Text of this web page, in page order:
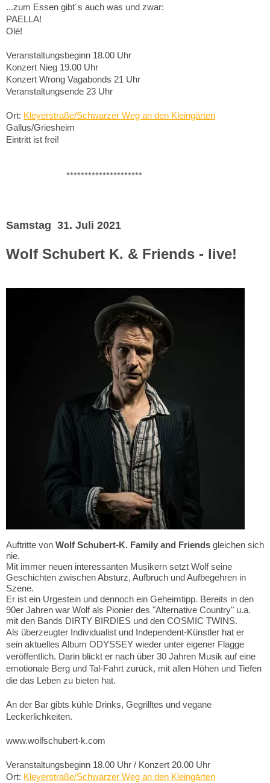
...zum Essen gibt´s auch was und zwar:
PAELLA!
Olé!
Veranstaltungsbeginn 18.00 Uhr
Konzert Nieg 19.00 Uhr
Konzert Wrong Vagabonds 21 Uhr
Veranstaltungsende 23 Uhr
Ort: Kleyerstraße/Schwarzer Weg an den Kleingärten
Gallus/Griesheim
Eintritt ist frei!
*********************
Samstag 31. Juli 2021
Wolf Schubert K. & Friends - live!
Auftritte von Wolf Schubert-K. Family and Friends gleichen sich
nie.
Mit immer neuen interessanten Musikern setzt Wolf seine
Geschichten zwischen Absturz, Aufbruch und Aufbegehren in
Szene.
Er ist ein Urgestein und dennoch ein Geheimtipp. Bereits in den
90er Jahren war Wolf als Pionier des "Alternative Country" u.a.
mit den Bands DIRTY BIRDIES und den COSMIC TWINS.
Als überzeugter Individualist und Independent-Künstler hat er
sein aktuelles Album ODYSSEY wieder unter eigener Flagge
veröffentlich. Darin blickt er nach über 30 Jahren Musik auf eine
emotionale Berg und Tal-Fahrt zurück, mit allen Höhen und Tiefen
die das Leben zu bieten hat.
An der Bar gibts kühle Drinks, Gegrilltes und vegane
Leckerlichkeiten.
www.wolfschubert-k.com
Veranstaltungsbeginn 18.00 Uhr / Konzert 20.00 Uhr
Ort: Kleyerstraße/Schwarzer Weg an den Kleingärten